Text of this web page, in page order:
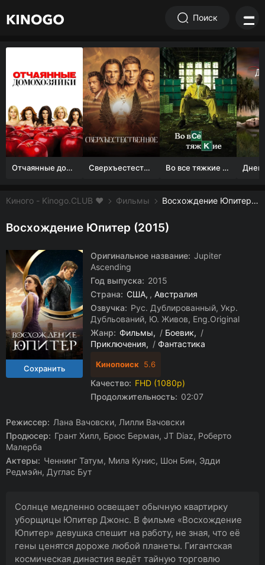
Поиск
Отчаянные домохозяйки (1 сезон) Сверхъестественное Во все тяжкие 1-5 сезон
Киного - Kinogo.CLUB ❤️ Фильмы Восхождение Юпитер смотреть онлайн бесплатно
Восхождение Юпитер (2015)
Оригинальное название: Jupiter
Ascending
Год выпуска: 2015
Страна: США , Австралия
Озвучка: Рус. Дублированный, Укр.
Дубльований, Ю. Живов, Eng.Original
Жанр: Фильмы / Боевик
/
Приключения
/ Фантастика
Кинопоиск 5.6
Качество: FHD (1080p)
Продолжительность: 02:07
Режиссер: Лана Вачовски, Лилли Вачовски
Продюсер: Грант Хилл, Брюс Берман, JT Diaz, Роберто
Малерба
Актеры: Ченнинг Татум, Мила Кунис, Шон Бин, Эдди
Редмэйн, Дуглас Бут
Солнце медленно освещает обычную квартирку
уборщицы Юпитер Джонс. В фильме «Восхождение
Юпитер» девушка спешит на работу, не зная, что её
гены ценятся дороже любой планеты. Гигантская
космическая династия ведёт тайную торговлю